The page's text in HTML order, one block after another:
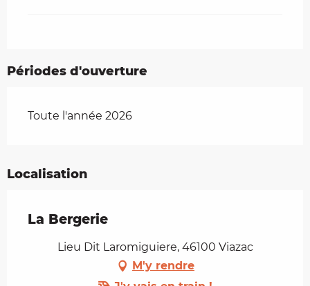
Périodes d'ouverture
Toute l'année 2026
Localisation
La Bergerie
Lieu Dit Laromiguiere, 46100 Viazac
M'y rendre